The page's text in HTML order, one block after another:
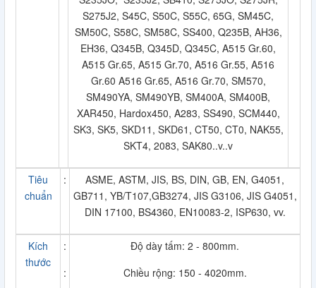
S275J2, S45C, S50C, S55C, 65G, SM45C,
SM50C, S58C, SM58C, SS400, Q235B, AH36,
EH36, Q345B, Q345D, Q345C, A515 Gr.60,
A515 Gr.65, A515 Gr.70, A516 Gr.55, A516
Gr.60 A516 Gr.65, A516 Gr.70, SM570,
SM490YA, SM490YB, SM400A, SM400B,
XAR450, Hardox450, A283, SS490, SCM440,
SK3, SK5, SKD11, SKD61, CT50, CT0, NAK55,
SKT4, 2083, SAK80..v..v
Tiêu
chuẩn
:
ASME, ASTM, JIS, BS, DIN, GB, EN, G4051,
GB711, YB/T107,GB3274, JIS G3106, JIS G4051,
DIN 17100, BS4360, EN10083-2, ISP630, vv.
Kích
thước
:
:
Độ dày tấm: 2 - 800mm.
Chiều rộng: 150 - 4020mm.